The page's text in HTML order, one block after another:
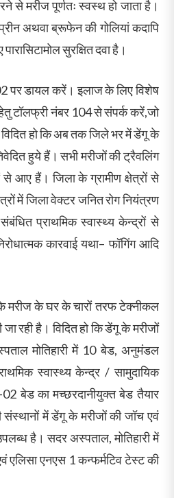
से मरीज पूर्णतः स्वस्थ हो जाता है।
अथवा ब्रूफेन की गोलियां कदापि
सुरक्षित दवा है।
पर डायल करें। इलाज के लिए विशेष
हेतु टॉलफ्री नंबर 104 से संपर्क करें,जो
हो कि अब तक जिले भर में डेंगू के
हुये हैं। सभी मरीजों की ट्रैवलिंग
से आए हैं। जिला के ग्रामीण क्षेत्रों से
में जिला वेक्टर जनित रोग नियंत्रण
संबंधित प्राथमिक स्वास्थ्य केन्द्रों से
कारवाई यथा– फॉगिंग आदि
मरीज के घर के चारों तरफ टेक्नीकल
जा रही है। विदित हो कि डेंगू के मरीजों
मोतिहारी में 10 बेड, अनुमंडल
स्वास्थ्य केन्द्र / सामुदायिक
बेड का मच्छरदानीयुक्त बेड तैयार
संस्थानों में डेंगू के मरीजों की जॉच एवं
है। सदर अस्पताल, मोतिहारी में
एलिसा एनएस 1 कन्फर्मटिव टेस्ट की